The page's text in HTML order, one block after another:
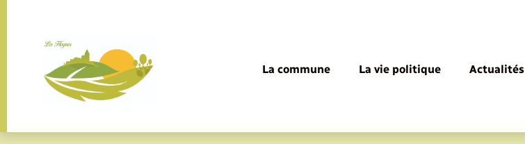
La commune La vie politique Actualités